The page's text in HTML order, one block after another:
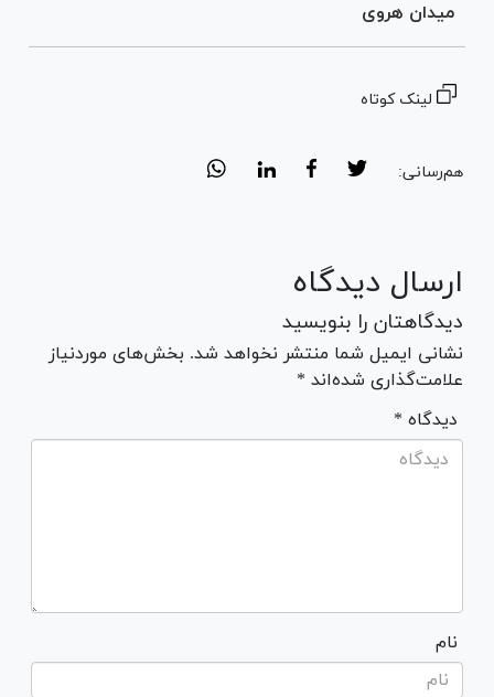
میدان هروی
لینک کوتاه
هم‌رسانی:
ارسال دیدگاه
دیدگاهتان را بنویسید
نشانی ایمیل شما منتشر نخواهد شد. بخش‌های موردنیاز
علامت‌گذاری شده‌اند *
* دیدگاه
نام